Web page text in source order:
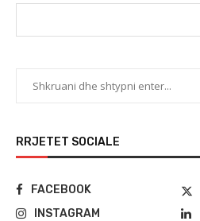
RRJETET SOCIALE
FACEBOOK
INSTAGRAM